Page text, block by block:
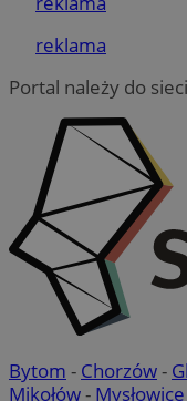
reklama
Portal należy do sieci
Bytom - Chorzów-
Mikołów- Mysłowice
Niezbędne
logowanie
niezbędnych
ze strony
SessID